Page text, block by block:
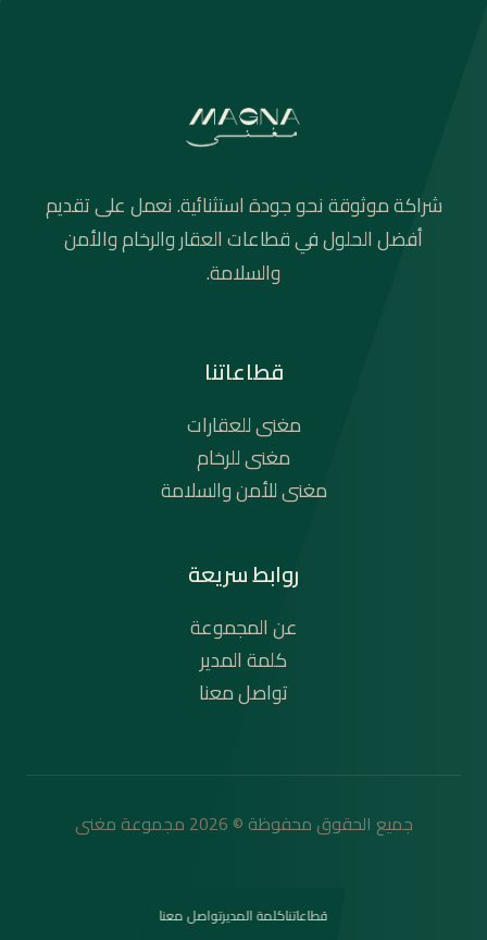
قطاعاتناكلمة المديرتواصل معنا
شراكة موثوقة نحو جودة استثنائية. نعمل على تقديم
أفضل الحلول في قطاعات العقار والرخام والأمن
والسلامة.
قطاعاتنا
مغنى للعقارات
مغنى للرخام
مغنى للأمن والسلامة
روابط سريعة
عن المجموعة
كلمة المدير
تواصل معنا
جميع الحقوق محفوظة © 2026 مجموعة مغنى